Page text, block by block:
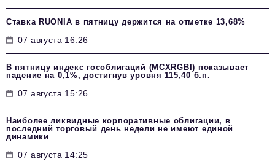
Ставка RUONIA в пятницу держится на отметке 13,68%
07 августа 16:26
В пятницу индекс гособлигаций (MCXRGBI) показывает
падение на 0,1%, достигнув уровня 115,40 б.п.
07 августа 15:26
Наиболее ликвидные корпоративные облигации, в
последний торговый день недели не имеют единой
динамики
07 августа 14:25